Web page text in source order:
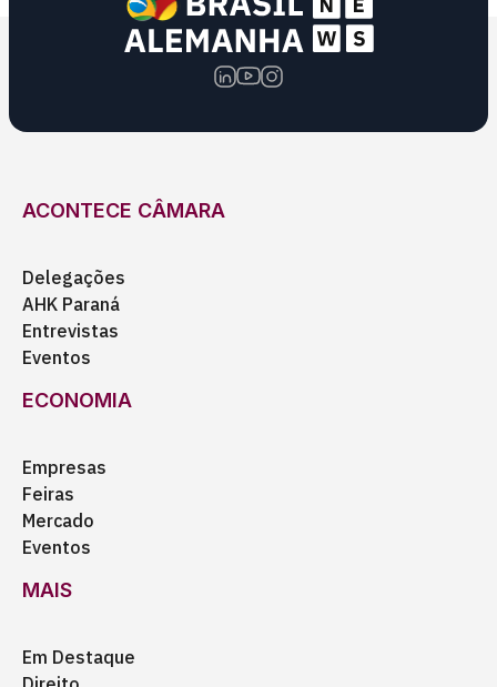
ACONTECE CÂMARA
Delegações
AHK Paraná
Entrevistas
Eventos
ECONOMIA
Empresas
Feiras
Mercado
Eventos
MAIS
Em Destaque